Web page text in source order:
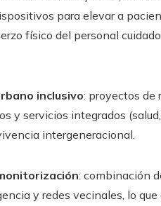
para elevar a
físico del personal
inclusivo: proyectos de
y servicios integrados
intergeneracional.
: combinación
y redes vecinales, lo